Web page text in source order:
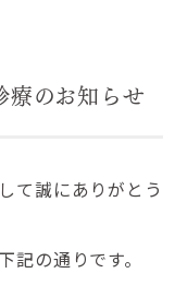
療のお知らせ
て誠にありがとう
記の通りです。